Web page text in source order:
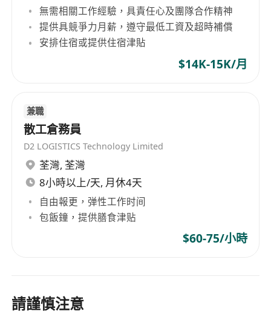
無需相關工作經驗，具責任心及團隊合作精神
提供具競爭力月薪，遵守最低工資及超時補償
安排住宿或提供住宿津貼
$14K-15K/月
兼職
散工倉務員
D2 LOGISTICS Technology Limited
荃灣, 荃灣
8小時以上/天, 月休4天
自由報更，弹性工作时间
包飯鐘，提供膳食津贴
$60-75/小時
請謹慎注意